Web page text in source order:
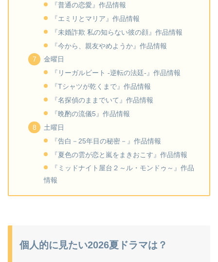
『普通の恋愛』作品情報
『エミリとマリア』作品情報
『未婚詐欺 私の知らない彼の顔』作品情報
『今から、親友やめようか』作品情報
金曜日
『リーガルビート -逆転の法廷-』作品情報
『Tシャツが乾くまで』作品情報
『名探偵のままでいて』作品情報
『晩酌の流儀5』作品情報
土曜日
『告白－25年目の秘密－』作品情報
『夏色の雲が恋と嵐をまきおこす』作品情報
『ミッドナイト屋台２～ル・モンドゥ～』作品
情報
個人的に見たい2026夏ドラマは？